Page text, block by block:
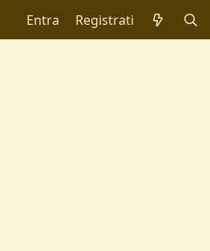
Entra Registrati